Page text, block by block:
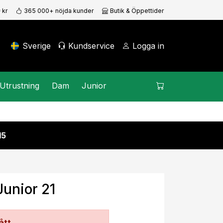
kr 365 000+ nöjda kunder Butik & Öppettider
Sverige Kundservice Logga in
Utrustning Dam Junior
21